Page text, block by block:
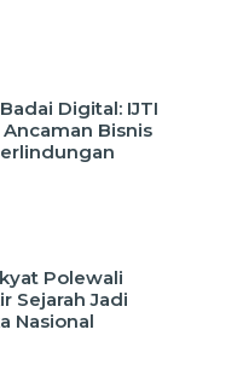
Digital: IJTI
Bisnis
Polewali
Sejarah Jadi
Nasional